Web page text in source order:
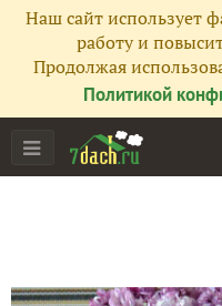
Наш сайт использует
работу и
Продолжая
Политикой